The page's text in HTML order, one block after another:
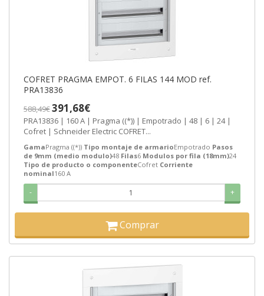
COFRET PRAGMA EMPOT. 6 FILAS 144 MOD ref.
PRA13836
588,49€391,68€
PRA13836 | 160 A | Pragma ((*)) | Empotrado | 48 | 6 | 24 |
Cofret | Schneider Electric COFRET...
GamaPragma ((*)) Tipo montaje de armarioEmpotrado Pasos
de 9mm (medio modulo)48 Filas6 Modulos por fila (18mm)24
Tipo de producto o componenteCofret Corriente
nominal160 A
- +
Comprar